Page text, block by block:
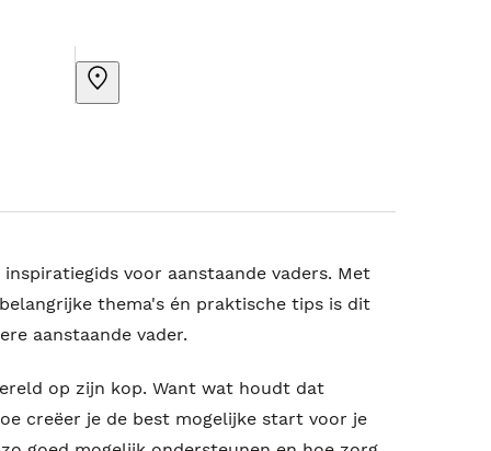
voor aanstaande vaders. Met
thema's én praktische tips is dit
aanstaande vader.
op zijn kop. Want wat houdt dat
creëer je de best mogelijke start voor je